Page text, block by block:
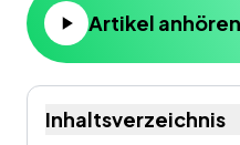
Artikel anhören
Inhaltsverzeichnis